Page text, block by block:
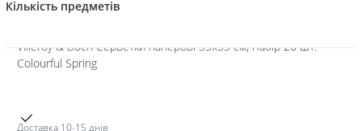
Кількість предметів
Villeroy & Boch Серветки паперові 33x33 см, набір 20 шт.
Colourful Spring
Доставка 10-15 днів